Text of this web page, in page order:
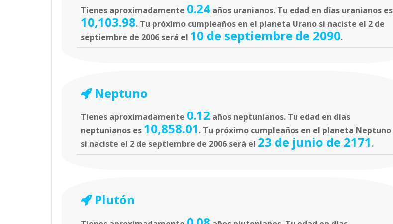
Tienes aproximadamente 0.24 años uranianos. Tu edad en días uranianos es
10,103.98. Tu próximo cumpleaños en el planeta Urano si naciste el 2 de
septiembre de 2006 será el 10 de septiembre de 2090.
Neptuno
Tienes aproximadamente 0.12 años neptunianos. Tu edad en días
neptunianos es 10,858.01 . Tu próximo cumpleaños en el planeta Neptuno
si naciste el 2 de septiembre de 2006 será el 23 de junio de 2171 .
Plutón